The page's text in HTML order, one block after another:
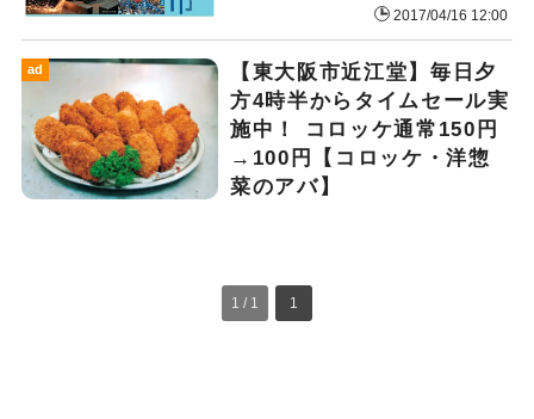
2017/04/16 12:00
ad
【東大阪市近江堂】毎日夕
方4時半からタイムセール実
施中！ コロッケ通常150円
→100円【コロッケ・洋惣
菜のアバ】
1 / 1 1